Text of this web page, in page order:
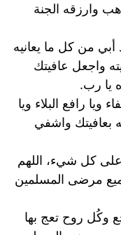
وارزقه الجنة
من كل ما يعانيه
واجعل عافيتك
يا رب.
ويا رافع البلاء ويا
بعافيتك واشفي
على كل شيء، اللهم
مرضى المسلمين
وكُل روح تعج بها